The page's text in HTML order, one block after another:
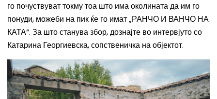
го почуствуват токму тоа што има околината да им го
понуди, можеби на пик ќе го имат „РАНЧО И ВАНЧО НА
КАТА“. За што станува збор, дознајте во интервјуто со
Катарина Георгиевска, сопственичка на објектот.